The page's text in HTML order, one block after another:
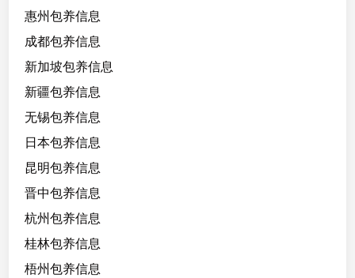
惠州包养信息
成都包养信息
新加坡包养信息
新疆包养信息
无锡包养信息
日本包养信息
昆明包养信息
晋中包养信息
杭州包养信息
桂林包养信息
梧州包养信息